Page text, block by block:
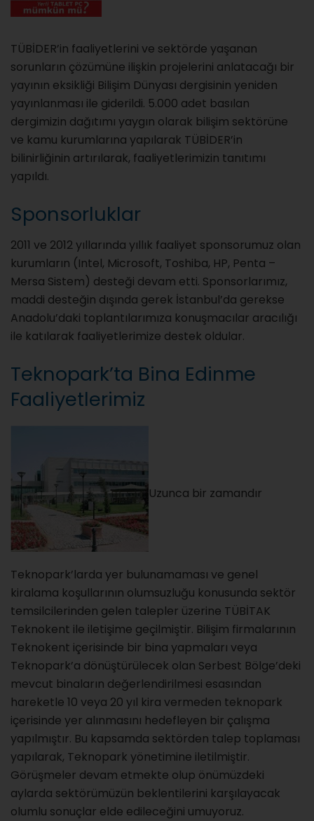
TÜBİDER’in faaliyetlerini ve sektörde yaşanan
sorunların çözümüne ilişkin projelerini anlatacağı bir
yayının eksikliği Bilişim Dünyası dergisinin yeniden
yayınlanması ile giderildi. 5.000 adet basılan
dergimizin dağıtımı yaygın olarak bilişim sektörüne
ve kamu kurumlarına yapılarak TÜBİDER’in
bilinirliğinin artırılarak, faaliyetlerimizin tanıtımı
yapıldı.
Sponsorluklar
2011 ve 2012 yıllarında yıllık faaliyet sponsorumuz olan
kurumların (Intel, Microsoft, Toshiba, HP, Penta –
Mersa Sistem) desteği devam etti. Sponsorlarımız,
maddi desteğin dışında gerek İstanbul’da gerekse
Anadolu’daki toplantılarımıza konuşmacılar aracılığı
ile katılarak faaliyetlerimize destek oldular.
Teknopark’ta Bina Edinme
Faaliyetlerimiz
Uzunca bir zamandır
Teknopark’larda yer bulunamaması ve genel
kiralama koşullarının olumsuzluğu konusunda sektör
temsilcilerinden gelen talepler üzerine TÜBİTAK
Teknokent ile iletişime geçilmiştir. Bilişim firmalarının
Teknokent içerisinde bir bina yapmaları veya
Teknopark’a dönüştürülecek olan Serbest Bölge’deki
mevcut binaların değerlendirilmesi esasından
hareketle 10 veya 20 yıl kira vermeden teknopark
içerisinde yer alınmasını hedefleyen bir çalışma
yapılmıştır. Bu kapsamda sektörden talep toplaması
yapılarak, Teknopark yönetimine iletilmiştir.
Görüşmeler devam etmekte olup önümüzdeki
aylarda sektörümüzün beklentilerini karşılayacak
olumlu sonuçlar elde edileceğini umuyoruz.